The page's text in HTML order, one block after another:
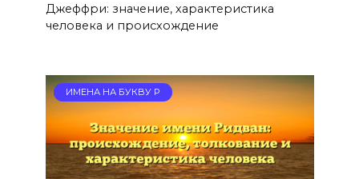
Джеффри: значение, характеристика
человека и происхождение
ИМЕНА НА БУКВУ Р